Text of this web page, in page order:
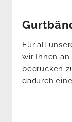
Für all
wir Ihnen
bedrucken
dadurch